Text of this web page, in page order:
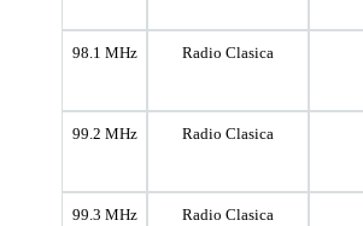
98.1 MHz Radio Clasica
99.2 MHz Radio Clasica
99.3 MHz Radio Clasica